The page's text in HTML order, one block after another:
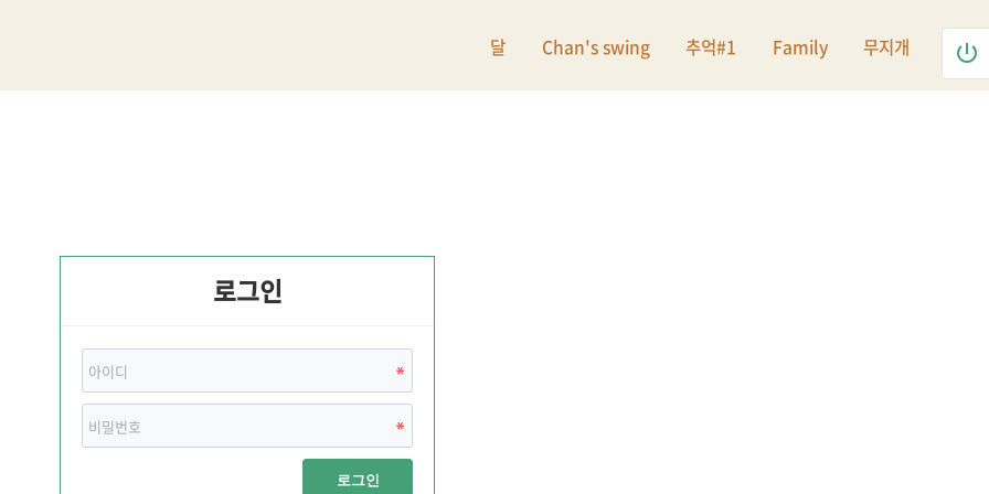
달 Chan's swing 추억#1 Family 무지개 power_settings_new
로그인
로그인